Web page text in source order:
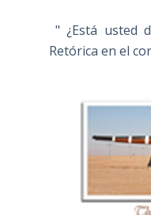
" ¿Está usted
Retórica en el